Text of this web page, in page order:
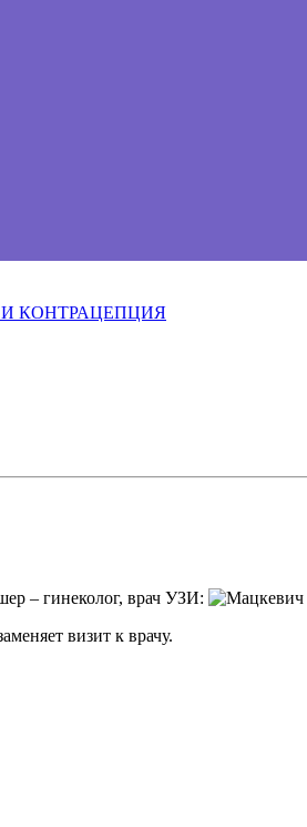
КОНТРАЦЕПЦИЯ
– гинеколог, врач УЗИ:
визит к врачу.